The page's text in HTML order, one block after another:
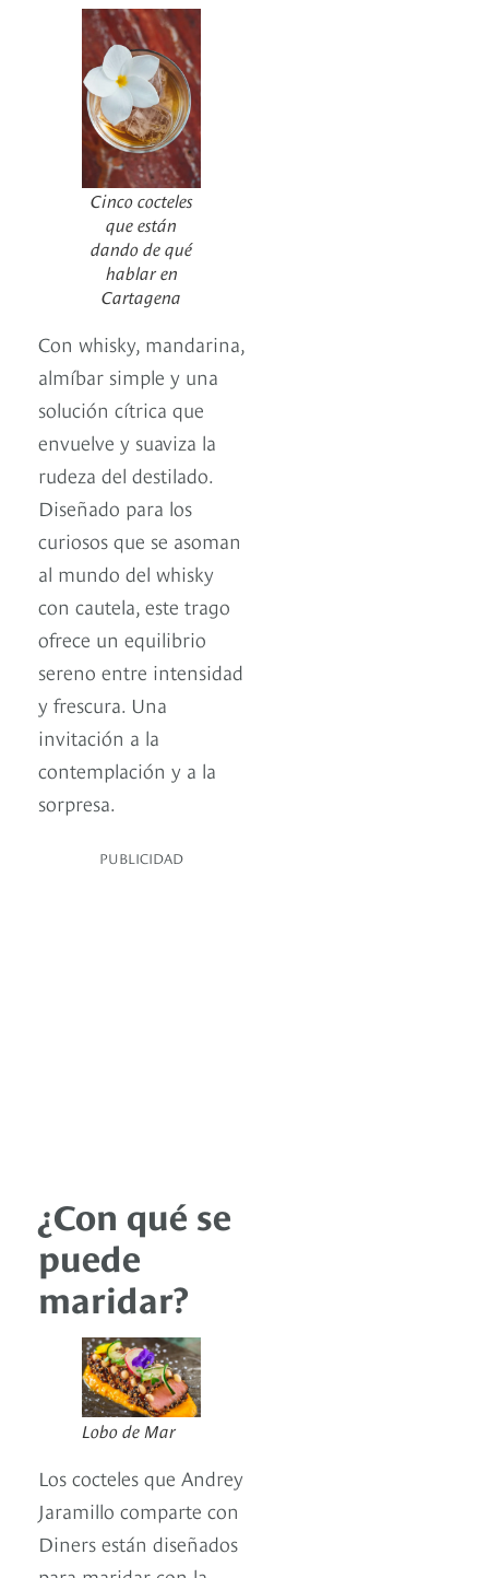
Cinco cocteles
que están
dando de qué
hablar en
Cartagena
Con whisky, mandarina,
almíbar simple y una
solución cítrica que
envuelve y suaviza la
rudeza del destilado.
Diseñado para los
curiosos que se asoman
al mundo del whisky
con cautela, este trago
ofrece un equilibrio
sereno entre intensidad
y frescura. Una
invitación a la
contemplación y a la
sorpresa.
PUBLICIDAD
¿Con qué se
puede
maridar?
Lobo de Mar
Los cocteles que Andrey
Jaramillo comparte con
Diners están diseñados